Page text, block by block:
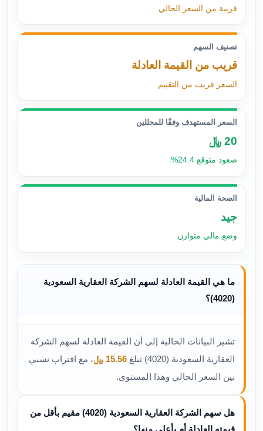
قريبة من السعر الحالي
تصنيف السهم
قريب من القيمة العادلة
السعر قريب من التقييم
السعر المستهدف وفقًا للمحللين
20 ﷼
صعود متوقع 24.4%
الصحة المالية
جيد
وضع مالي متوازن
ما هي القيمة العادلة لسهم الشركة العقارية السعودية
(4020)؟
تشير البيانات الحالية إلى أن القيمة العادلة لسهم الشركة
العقارية السعودية (4020) تبلغ
15.56 ﷼
، مع اقتراب نسبي
بين السعر الحالي وهذا المستوى.
هل سهم الشركة العقارية السعودية (4020) مقيم بأقل من